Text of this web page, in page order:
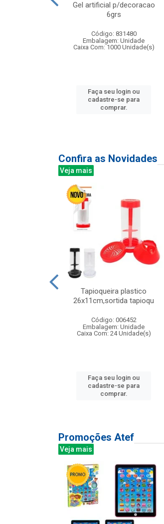
Gel artificial p/decoracao
6grs
Código: 831480
Embalagem: Unidade
Caixa Com: 1000 Unidade(s)
Faça seu login ou
cadastre-se para
comprar.
Confira as Novidades
Veja mais
Tapioqueira plastico
26x11cm,sortida tapioqu
Código: 006452
Embalagem: Unidade
Caixa Com: 24 Unidade(s)
Faça seu login ou
cadastre-se para
comprar.
Promoções Atef
Veja mais